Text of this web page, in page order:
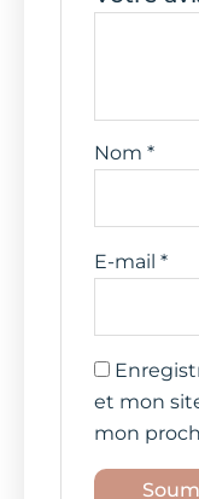
Nom *
E-mail *
et mon
mon